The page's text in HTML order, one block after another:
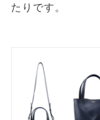
たりです。